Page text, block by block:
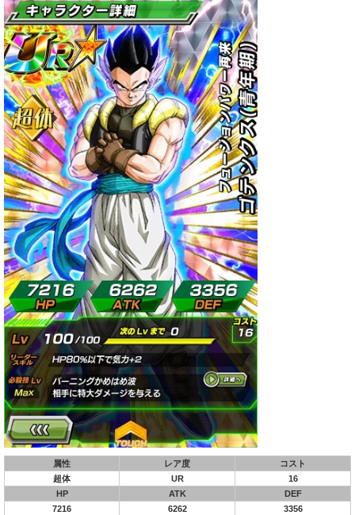
属性 レア度
コスト
超体
UR
16
HP
ATK
DEF
7216
6262
3356